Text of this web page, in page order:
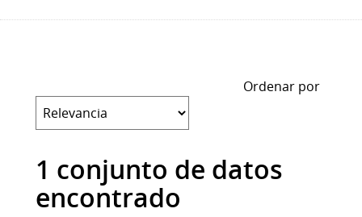
Ordenar por
1 conjunto de datos
encontrado